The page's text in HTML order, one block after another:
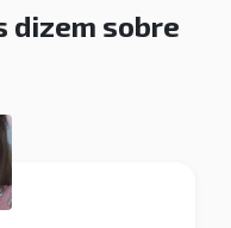
dizem sobre